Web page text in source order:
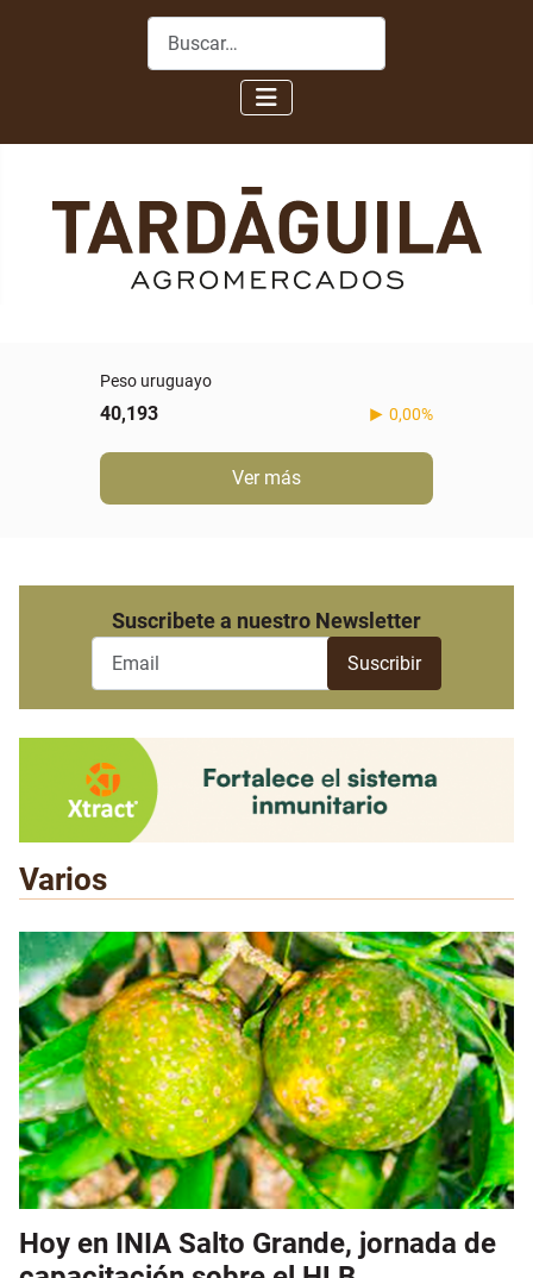
Buscar
Real
5,088 -0,60%
Ver más
Suscribete a nuestro Newsletter
Varios
Hoy en INIA Salto Grande, jornada de